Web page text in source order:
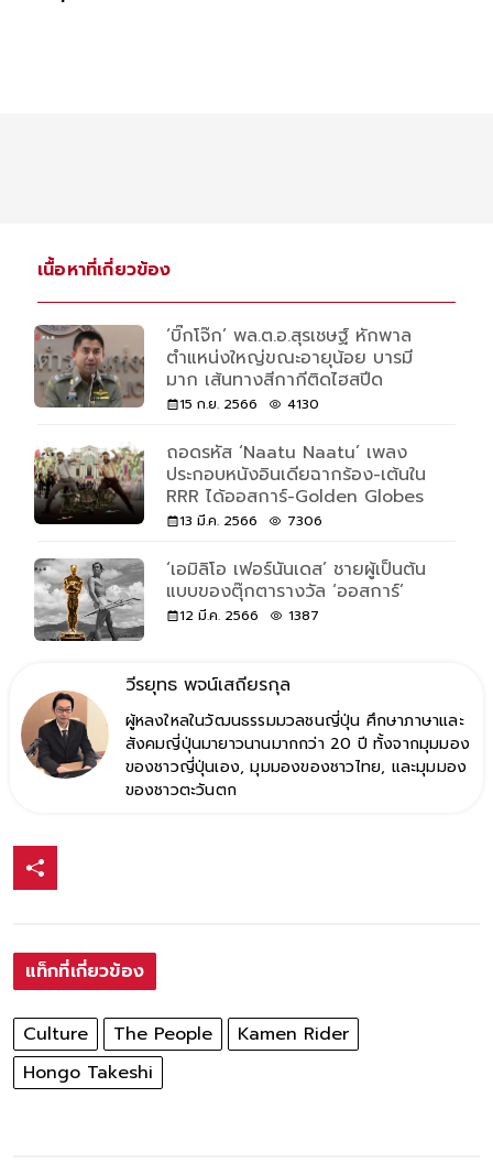
เนื้อหาที่เกี่ยวข้อง
‘บิ๊กโจ๊ก’ พล.ต.อ.สุรเชษฐ์ หักพาล
ตำแหน่งใหญ่ขณะอายุน้อย บารมี
มาก เส้นทางสีกากีติดไฮสปีด
15 ก.ย. 2566 4130
ถอดรหัส ‘Naatu Naatu’ เพลง
ประกอบหนังอินเดียฉากร้อง-เต้นใน
RRR ได้ออสการ์-Golden Globes
13 มี.ค. 2566 7306
‘เอมิลิโอ เฟอร์นันเดส’ ชายผู้เป็นต้น
แบบของตุ๊กตารางวัล ‘ออสการ์’
12 มี.ค. 2566 1387
วีรยุทธ พจน์เสถียรกุล
ผู้หลงใหลในวัฒนธรรมมวลชนญี่ปุ่น ศึกษาภาษาและ
สังคมญี่ปุ่นมายาวนานมากกว่า 20 ปี ทั้งจากมุมมอง
ของชาวญี่ปุ่นเอง, มุมมองของชาวไทย, และมุมมอง
ของชาวตะวันตก
แท็กที่เกี่ยวข้อง
Culture The People
Kamen Rider
Hongo Takeshi